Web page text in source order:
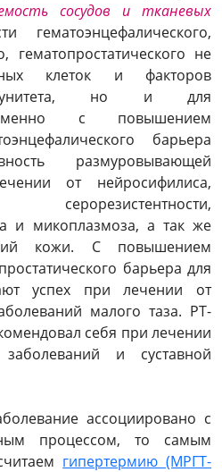
сосудов и тканевых
гематоэнцефалического,
гематопростатического не
клеток и факторов
но и для
с повышением
барьера
размуровывающей
от нейросифилиса,
серорезистентности,
и микоплазмоза, а так же
кожи. С повышением
барьера для
успех при лечении от
малого таза. РТ-
себя при лечении
заболеваний и суставной
ассоциировано с
процессом, то самым
гипертермию (МРГТ-